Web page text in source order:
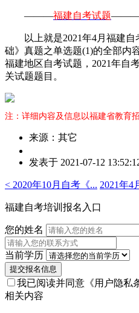
———福建自考试题
以上就是2021年4月福建自
础》真题之单选题(1)的全部内
福建地区自考试题，2021年自
关试题题目。
注：详细内容及信息以福建省教育
来源：其它
者：
老
师
发表于 2021-07-12
< 2020年10月自考《... 2021年4
福建自考培训报名入口
您的姓名
当前学历
提交报名信息
我已阅读并同意 《用户隐私
相关内容